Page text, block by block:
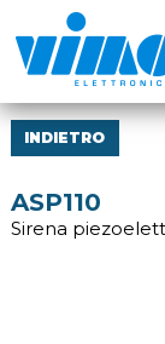
INDIETRO
ASP110
Sirena